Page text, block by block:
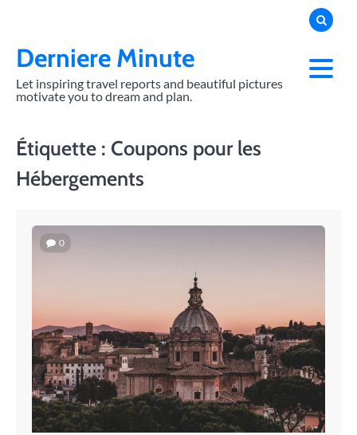
contentDerniere Minute
Let inspiring travel reports and beautiful pictures
motivate you to dream and plan.
Étiquette : Coupons pour les
Hébergements
0